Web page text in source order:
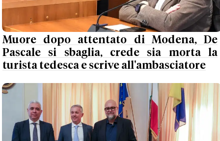
Muore dopo attentato di Modena, De
Pascale si sbaglia, crede sia morta la
turista tedesca e scrive all'ambasciatore